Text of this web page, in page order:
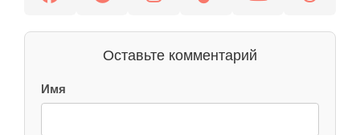
Оставьте комментарий
Имя